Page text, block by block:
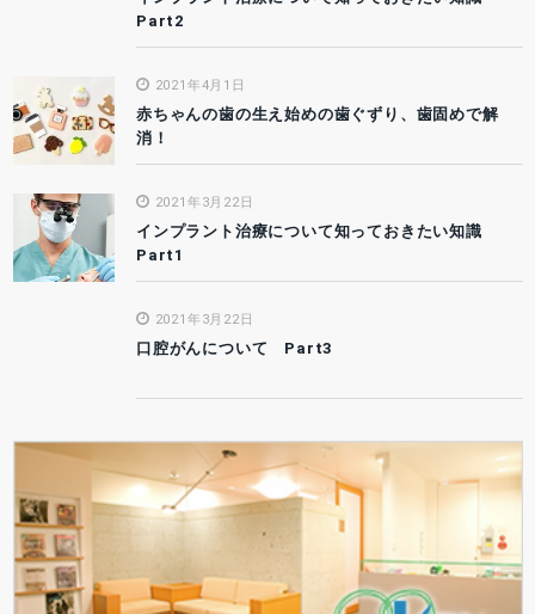
Part2
2021年4月1日
赤ちゃんの歯の生え始めの歯ぐずり、歯固めで解
消！
2021年3月22日
インプラント治療について知っておきたい知識
Part1
2021年3月22日
口腔がんについて Part3